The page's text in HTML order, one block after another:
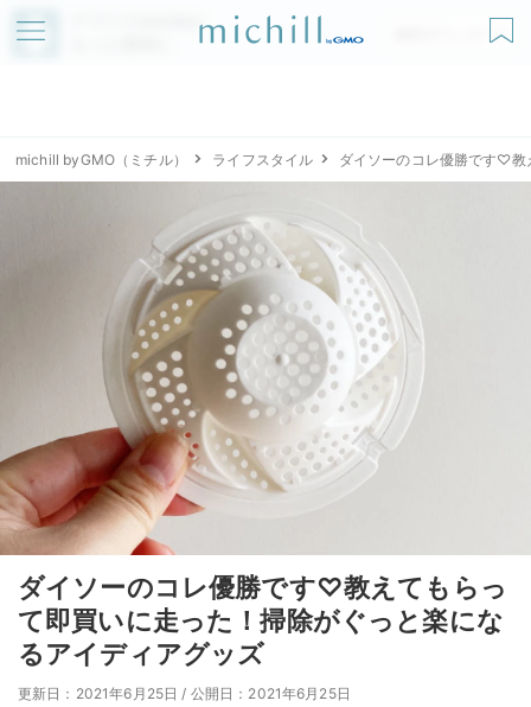
アプリでmichillが
無料ダウンロード
michill byGMO（ミチル） ライフスタイル ダイソーのコレ優勝です♡教
ダイソーのコレ優勝です♡教えてもらっ
て即買いに走った！掃除がぐっと楽にな
るアイディアグッズ
更新日：2021年6月25日 / 公開日：2021年6月25日